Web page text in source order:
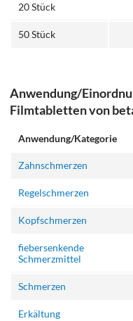
20 Stück
50 Stück
Anwendung/
Filmtabletten von
Anwendung/Kategorie
Zahnschmerzen
Regelschmerzen
Kopfschmerzen
fiebersenkende
Schmerzmittel
Schmerzen
Erkältung